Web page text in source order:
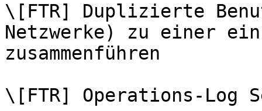
\[FTR] Duplizierte
Netzwerke) zu einer
zusammenführen
\[FTR] Operations-Log